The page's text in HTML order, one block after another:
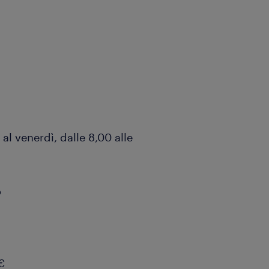
venerdì, dalle 8,00 alle